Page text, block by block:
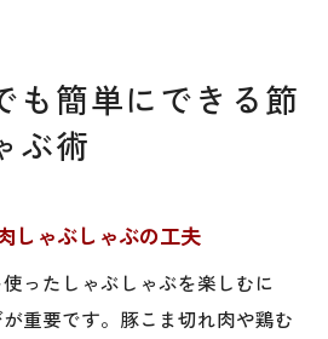
も簡単にできる節
ぶ術
しゃぶしゃぶの工夫
ったしゃぶしゃぶを楽しむに
重要です。豚こま切れ肉や鶏む